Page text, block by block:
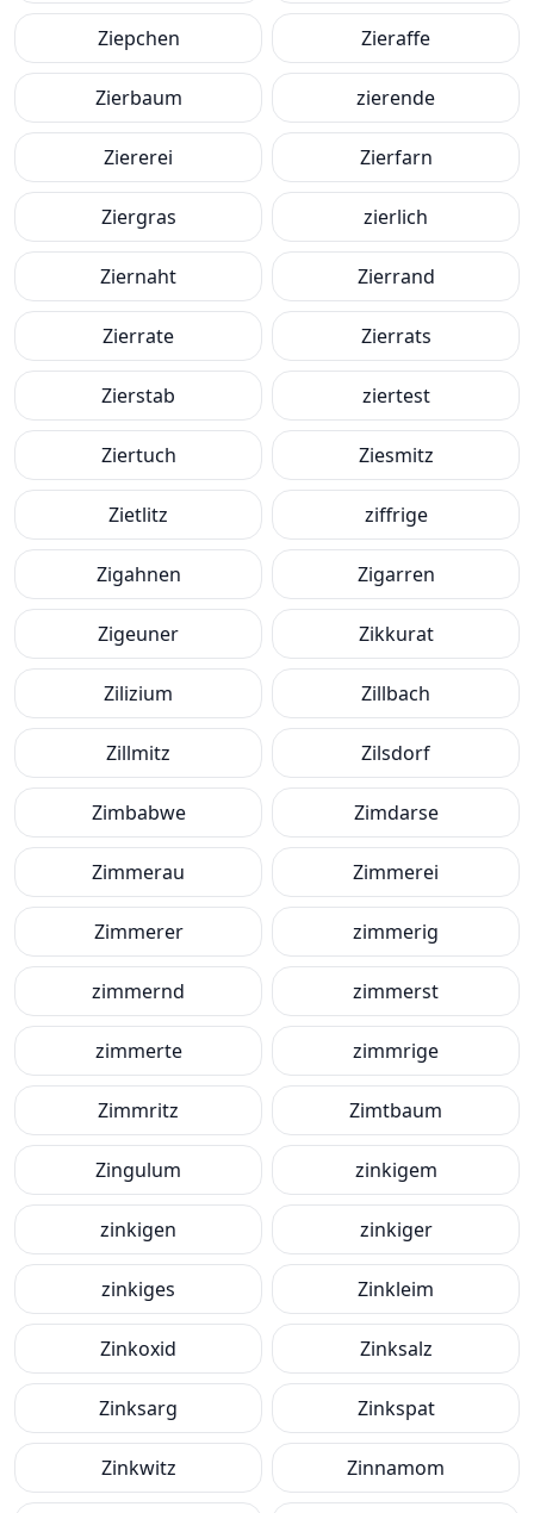
Ziepchen Zieraffe
Zierbaum zierende
Ziererei Zierfarn
Ziergras zierlich
Ziernaht Zierrand
Zierrate Zierrats
Zierstab ziertest
Ziertuch Ziesmitz
Zietlitz ziffrige
Zigahnen Zigarren
Zigeuner Zikkurat
Zilizium Zillbach
Zillmitz Zilsdorf
Zimbabwe Zimdarse
Zimmerau Zimmerei
Zimmerer zimmerig
zimmernd zimmerst
zimmerte zimmrige
Zimmritz Zimtbaum
Zingulum zinkigem
zinkigen zinkiger
zinkiges Zinkleim
Zinkoxid Zinksalz
Zinksarg Zinkspat
Zinkwitz Zinnamom